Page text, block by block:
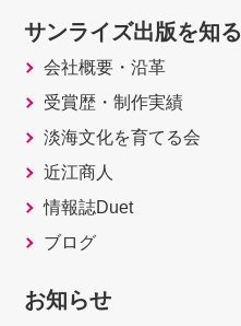
サンライズ出版を知る
会社概要・沿革
受賞歴・制作実績
淡海文化を育てる会
近江商人
情報誌Duet
ブログ
お知らせ